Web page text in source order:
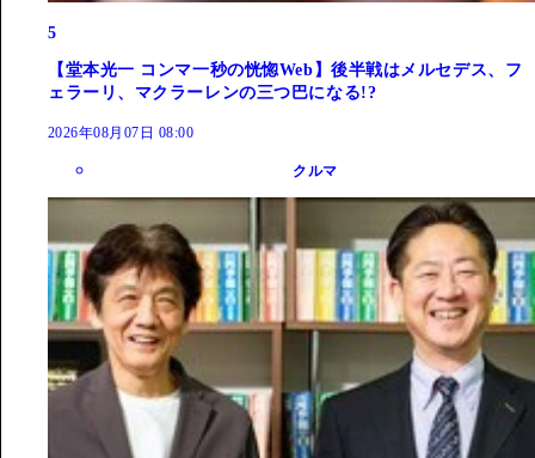
5
【堂本光一 コンマ一秒の恍惚Web】後半戦はメルセデス、フ
ェラーリ、マクラーレンの三つ巴になる!?
2026年08月07日 08:00
クルマ